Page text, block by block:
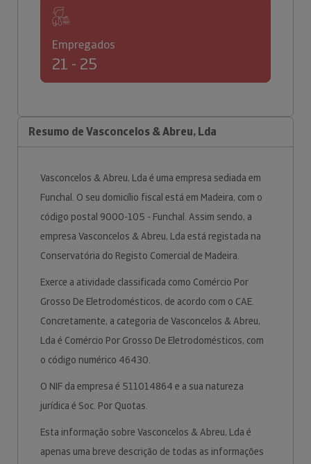
Empregados
21 - 25
Resumo de Vasconcelos & Abreu, Lda
Vasconcelos & Abreu, Lda é uma empresa sediada em
Funchal. O seu domicílio fiscal está em Madeira, com o
código postal 9000-105 - Funchal. Assim sendo, a
empresa Vasconcelos & Abreu, Lda está registada na
Conservatória do Registo Comercial de Madeira.
Exerce a atividade classificada como Comércio Por
Grosso De Eletrodomésticos, de acordo com o CAE.
Concretamente, a categoria de Vasconcelos & Abreu,
Lda é Comércio Por Grosso De Eletrodomésticos, com
o código numérico 46430.
O NIF da empresa é 511014864 e a sua natureza
jurídica é Soc. Por Quotas.
Esta informação sobre Vasconcelos & Abreu, Lda é
apenas uma breve descrição de todas as informações